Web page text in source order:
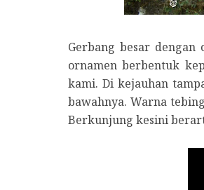
Gerbang besar
ornamen berbentuk
kami. Di kejauhan
bawahnya. Warna
Berkunjung kesini